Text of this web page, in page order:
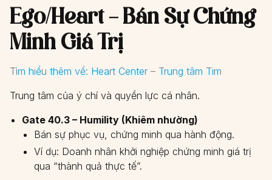
Ego/Heart – Bán Sự Chứng
Minh Giá Trị
Tìm hiểu thêm về: Heart Center – Trung tâm Tim
Trung tâm của ý chí và quyền lực cá nhân.
Gate 40.3 – Humility (Khiêm nhường)
Bán sự phục vụ, chứng minh qua hành động.
Ví dụ: Doanh nhân khởi nghiệp chứng minh giá trị
qua “thành quả thực tế”.